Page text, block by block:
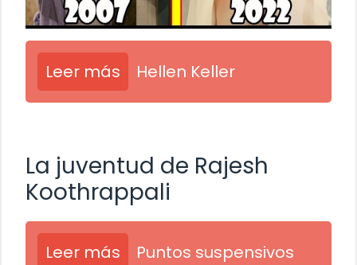
Leer más Hellen Keller
La juventud de Rajesh
Koothrappali
Leer más Puntos suspensivos